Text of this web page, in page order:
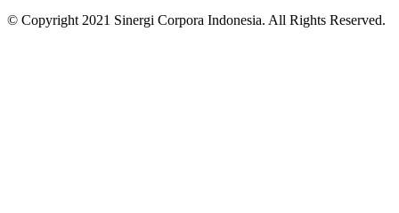
© Copyright 2021 Sinergi Corpora Indonesia. All Rights Reserved.